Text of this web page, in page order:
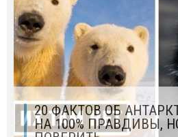
20 ФАКТОВ ОБ
НА 100% ПРАВДИВЫ,